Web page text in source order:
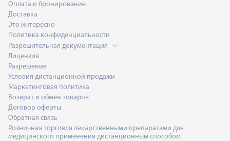
Оплата и бронирование
Доставка
Это интересно
Политика конфиденциальности
Разрешительная документация
Лицензия
Разрешение
Условия дистанционной продажи
Маркетинговая политика
Возврат и обмен товаров
Договор оферты
Обратная связь
Розничная торговля лекарственными препаратами для
медицинского применения дистанционным способом